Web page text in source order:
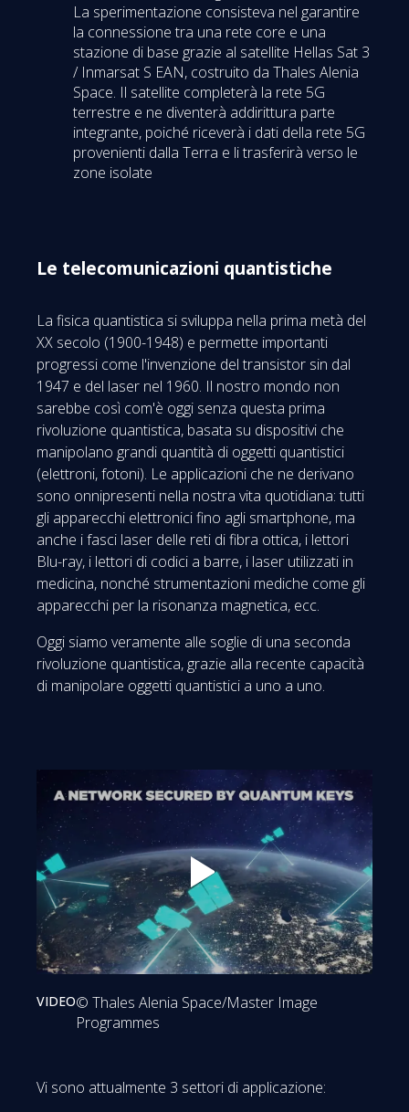
La sperimentazione consisteva nel garantire
la connessione tra una rete core e una
stazione di base grazie al satellite Hellas Sat 3
/ Inmarsat S EAN, costruito da Thales Alenia
Space. Il satellite completerà la rete 5G
terrestre e ne diventerà addirittura parte
integrante, poiché riceverà i dati della rete 5G
provenienti dalla Terra e li trasferirà verso le
zone isolate
Le telecomunicazioni quantistiche
La fisica quantistica si sviluppa nella prima metà del
XX secolo (1900-1948) e permette importanti
progressi come l'invenzione del transistor sin dal
1947 e del laser nel 1960. Il nostro mondo non
sarebbe così com'è oggi senza questa prima
rivoluzione quantistica, basata su dispositivi che
manipolano grandi quantità di oggetti quantistici
(elettroni, fotoni). Le applicazioni che ne derivano
sono onnipresenti nella nostra vita quotidiana: tutti
gli apparecchi elettronici fino agli smartphone, ma
anche i fasci laser delle reti di fibra ottica, i lettori
Blu-ray, i lettori di codici a barre, i laser utilizzati in
medicina, nonché strumentazioni mediche come gli
apparecchi per la risonanza magnetica, ecc.
Oggi siamo veramente alle soglie di una seconda
rivoluzione quantistica, grazie alla recente capacità
di manipolare oggetti quantistici a uno a uno.
Riprendi
VIDEO© Thales Alenia Space/Master Image
Programmes
Vi sono attualmente 3 settori di applicazione: